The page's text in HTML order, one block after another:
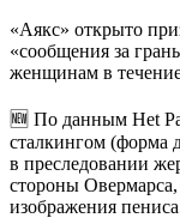
«Аякс» открыто
«сообщения за
женщинам в
🆕 По данным Het
сталкингом (форма
в преследовании
стороны
изображения